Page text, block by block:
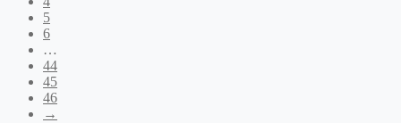
5
6
…
44
45
46
→